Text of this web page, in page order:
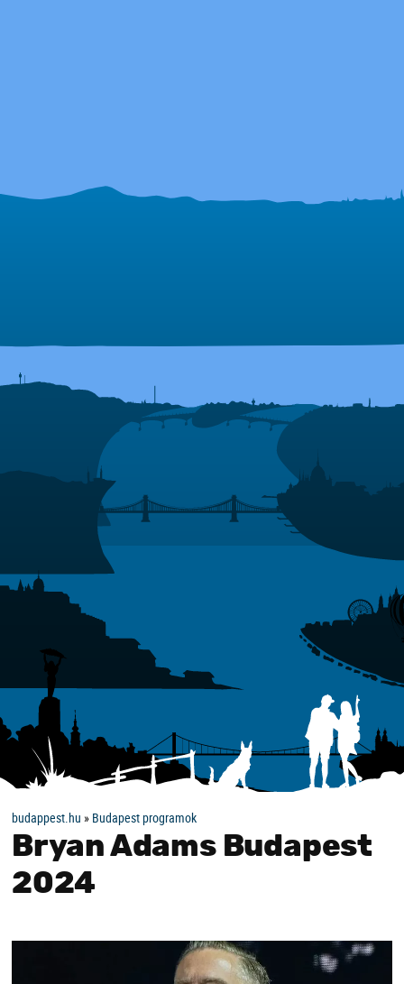
budappest.hu » Budapest programok
Bryan Adams Budapest
2024